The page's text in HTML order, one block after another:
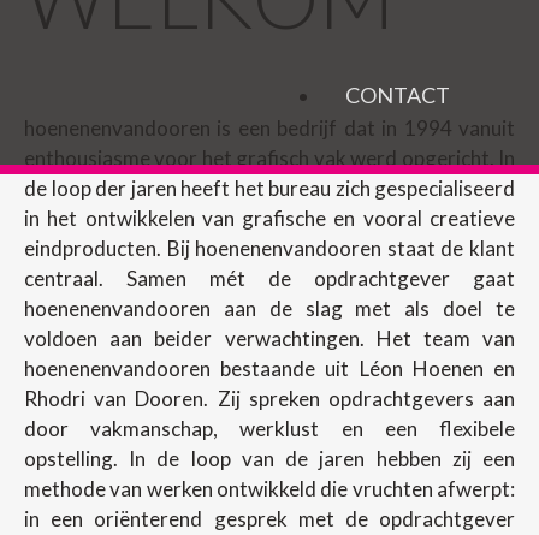
CONTACT
hoenenenvandooren is een bedrijf dat in 1994 vanuit
enthousiasme voor het grafisch vak werd opgericht. In
de loop der jaren heeft het bureau zich gespecialiseerd
in het ontwikkelen van grafische en vooral creatieve
eindproducten. Bij hoenenenvandooren staat de klant
centraal. Samen mét de opdrachtgever gaat
hoenenenvandooren aan de slag met als doel te
voldoen aan beider verwachtingen. Het team van
hoenenenvandooren bestaande uit Léon Hoenen en
Rhodri van Dooren. Zij spreken opdrachtgevers aan
door vakmanschap, werklust en een flexibele
opstelling. In de loop van de jaren hebben zij een
methode van werken ontwikkeld die vruchten afwerpt:
in een oriënterend gesprek met de opdrachtgever